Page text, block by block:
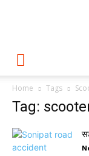
Home Tags
Tag: